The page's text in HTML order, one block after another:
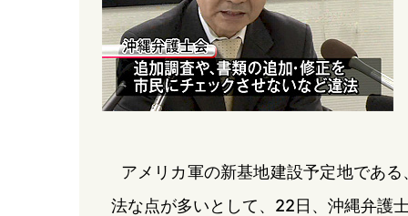
o
k
s
アメリカ軍の新基地建設予定地であ
法な点が多いとして、22日、沖縄弁護